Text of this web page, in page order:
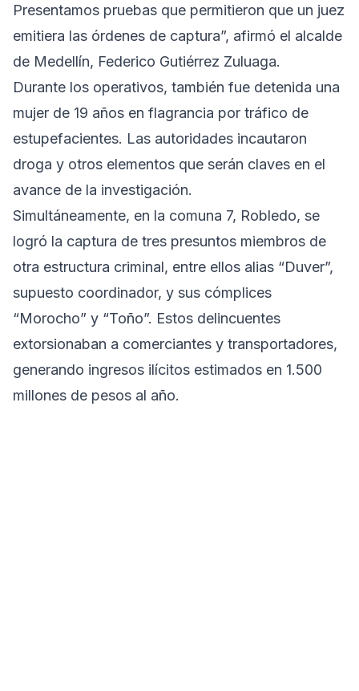
Presentamos pruebas que permitieron que un juez
emitiera las órdenes de captura”, afirmó el alcalde
de Medellín, Federico Gutiérrez Zuluaga.
Durante los operativos, también fue detenida una
mujer de 19 años en flagrancia por tráfico de
estupefacientes. Las autoridades incautaron
droga y otros elementos que serán claves en el
avance de la investigación.
Simultáneamente, en la comuna 7, Robledo, se
logró la captura de tres presuntos miembros de
otra estructura criminal, entre ellos alias “Duver”,
supuesto coordinador, y sus cómplices
“Morocho” y “Toño”. Estos delincuentes
extorsionaban a comerciantes y transportadores,
generando ingresos ilícitos estimados en 1.500
millones de pesos al año.